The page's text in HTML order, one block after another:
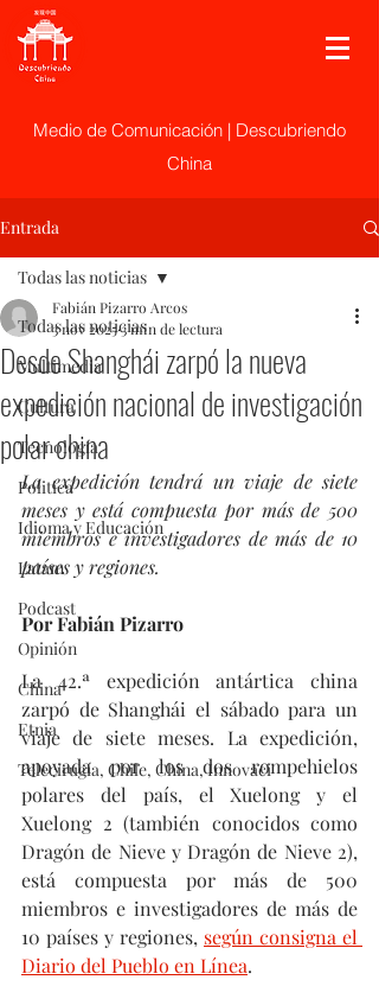
Medio de Comunicación | Descubriendo
China
Entrada
Todas las noticias
Multimedia
Cultura
Tecnología
Politica
Idioma y Educación
Latam
Podcast
Opinión
China
Etnia
Telecirugía, Chile, China, Innovaci
Todas las noticias
Desde Shanghái zarpó la nueva
expedición nacional de investigación
polar china
Fabián Pizarro Arcos
3 nov 20253 min de lectura
La expedición tendrá un viaje de siete
meses y está compuesta por más de 500
miembros e investigadores de más de 10
países y regiones.
Por Fabián Pizarro
La 42.ª expedición antártica china
zarpó de Shanghái el sábado para un
viaje de siete meses. La expedición,
apoyada por los dos rompehielos
polares del país, el Xuelong y el
Xuelong 2 (también conocidos como
Dragón de Nieve y Dragón de Nieve 2),
está compuesta por más de 500
miembros e investigadores de más de
10 países y regiones, según consigna el
Diario del Pueblo en Línea.